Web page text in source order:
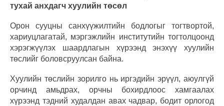
тухай анхдагч хуулийн төсөл
Орон сууцны санхүүжилтийн бодлогыг тогтвортой,
хариуцлагатай, мэргэжлийн институтийн тогтолцоонд
хэрэгжүүлэх шаардлагын хүрээнд энэхүү хуулийн
төслийг боловсруулсан байна.
Хуулийн төслийн зорилго нь иргэдийн эрүүл, аюулгүй
орчинд амьдрах, орчны бохирдлоос хамгаалах
хүрээнд тэдний худалдан авах чадвар, бодит орлогод